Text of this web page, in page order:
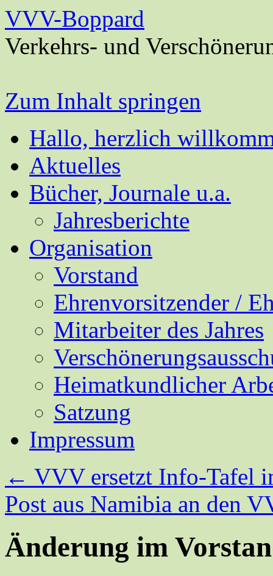
VVV-Boppard
Verkehrs- und
Zum Inhalt springen
Hallo, herzlich
Aktuelles
Bücher, Journale u.a.
Jahresberichte
Organisation
Vorstand
Ehrenvorsitzender /
Mitarbeiter des Jahres
Heimatkundlicher
Satzung
Impressum
← VVV ersetzt Info-Tafel
Post aus Namibia an den
Änderung im